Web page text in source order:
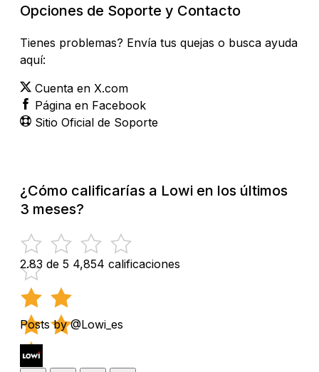
Opciones de Soporte y Contacto
Tienes problemas? Envía tus quejas o busca ayuda
aquí:
Cuenta en X.com
Página en Facebook
Sitio Oficial de Soporte
¿Cómo calificarías a Lowi en los últimos
3 meses?
2.83 de 5 4,854 calificaciones
Posts by @Lowi_es